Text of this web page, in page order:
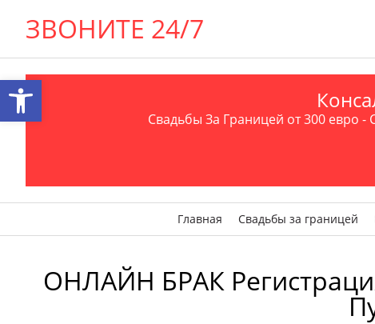
ЗВОНИТЕ 24/7
Свадьбы За Границей от 300 евро -
Главная Свадьбы за границей
ОНЛАЙН БРАК
Открыть панель инструментов